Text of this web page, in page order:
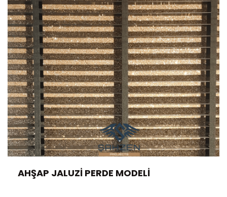
AHŞAP JALUZI PERDE MODELI